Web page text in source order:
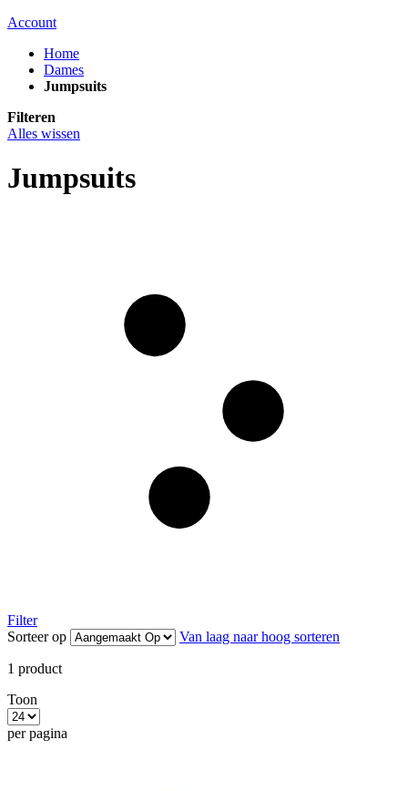
Account
Home
Dames
Jumpsuits
Filteren
Alles wissen
Jumpsuits
Filter
Sorteer op
Van laag naar hoog sorteren
1 product
Toon
per pagina